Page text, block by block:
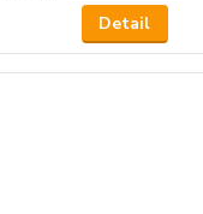
Detail